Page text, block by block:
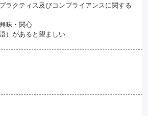
ラクティス及びコンプライアンスに関する
味・関心
）があると望ましい